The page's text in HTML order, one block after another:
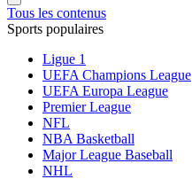
Tous les contenus
Sports populaires
Ligue 1
UEFA Champions League
UEFA Europa League
Premier League
NFL
NBA Basketball
Major League Baseball
NHL